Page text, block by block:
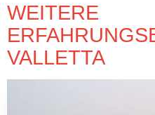
WEITERE
VALLETTA